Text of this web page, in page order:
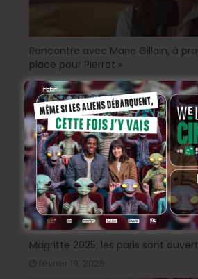
Rencontre avec Marie Gillain, à
place pour Pierrot »
septembre 8, 2025
Magritte 2025: les paris sont
février 19, 2025